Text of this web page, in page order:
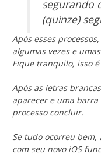
segurando
(quinze)
Após esses
algumas vezes e
Fique tranquilo, isso
Após as letras
aparecer e uma barra
processo concluir.
Se tudo ocorreu bem,
com seu novo iOS